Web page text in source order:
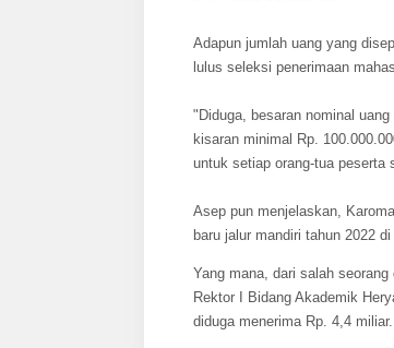
Adapun jumlah uang yang
lulus seleksi penerimaan
"Diduga, besaran nominal
kisaran minimal Rp.
untuk setiap orang-tua peserta
Asep pun menjelaskan,
baru jalur mandiri tahun 2022 di
Yang mana, dari salah
Rektor I Bidang Akademik
diduga menerima Rp. 4,4 miliar.